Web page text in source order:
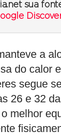
sua
a
do calor
segue
26 e 32
melhor